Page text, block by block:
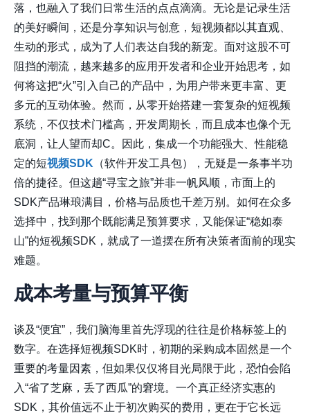
落，也融入了我们日常生活的点点滴滴。无论是记录生活
的美好瞬间，还是分享知识与创意，短视频都以其直观、
生动的形式，成为了人们表达自我的新宠。面对这股不可
阻挡的潮流，越来越多的应用开发者和企业开始思考，如
何将这把“火”引入自己的产品中，为用户带来更丰富、更
多元的互动体验。然而，从零开始搭建一套复杂的短视频
系统，不仅技术门槛高，开发周期长，而且成本也像个无
底洞，让人望而却C。因此，集成一个功能强大、性能稳
定的短视频SDK （软件开发工具包），无疑是一条事半功
倍的捷径。但这趟“寻宝之旅”并非一帆风顺，市面上的
SDK产品琳琅满目，价格与品质也千差万别。如何在众多
选择中，找到那个既能满足预算要求，又能保证“稳如泰
山”的短视频SDK，就成了一道摆在所有决策者面前的现实
难题。
成本考量与预算平衡
谈及“便宜”，我们脑海里首先浮现的往往是价格标签上的
数字。在选择短视频SDK时，初期的采购成本固然是一个
重要的考量因素，但如果仅仅将目光局限于此，恐怕会陷
入“省了芝麻，丢了西瓜”的窘境。一个真正经济实惠的
SDK，其价值远不止于初次购买的费用，更在于它长远